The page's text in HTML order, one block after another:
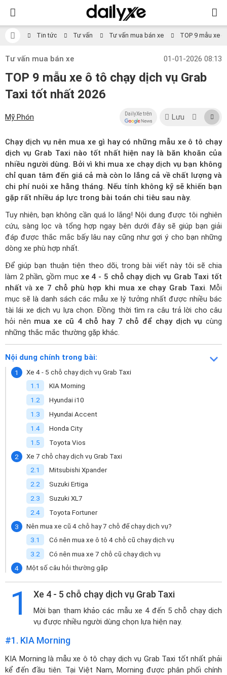
Tin tức Tư vấn Tư vấn mua bán xe TOP 9 mẫu xe
Tư vấn mua bán xe 01-01-2026 08:13
TOP 9 mẫu xe ô tô chạy dịch vụ Grab
Taxi tốt nhất 2026
Mỹ Phón DailyXe trên Lưu
Chạy dịch vụ nên mua xe gì hay có những mẫu xe ô tô chạy
dịch vụ Grab Taxi nào tốt nhất hiện nay là băn khoăn của
nhiều người dùng. Bởi vì khi mua xe chạy dịch vụ bạn không
chỉ quan tâm đến giá cả mà còn lo lắng cả về chất lượng và
chi phí nuôi xe hằng tháng. Nếu tính không kỹ sẽ khiến bạn
gặp rất nhiều áp lực trong bài toán chi tiêu sau này.
Tuy nhiên, bạn không cần quá lo lắng! Nội dung được tôi nghiên
cứu, sàng lọc và tổng hợp ngay bên dưới đây sẽ giúp bạn giải
đáp được thắc mắc bấy lâu nay cũng như gợi ý cho bạn những
dòng xe phù hợp nhất.
Để giúp bạn thuận tiện theo dõi, trong bài viết này tôi sẽ chia
làm 2 phần, gồm mục xe 4 - 5 chỗ chạy dịch vụ Grab Taxi tốt
nhất vàxe 7 chỗ phù hợp khi mua xe chạy Grab Taxi. Mỗi
mục sẽ là danh sách các mẫu xe lý tưởng nhất được nhiều bác
tài lái xe dịch vụ lựa chọn. Đồng thời tìm ra câu trả lời cho câu
hỏi nên mua xe cũ 4 chỗ hay 7 chỗ để chạy dịch vụ cùng
những thắc mắc thường gặp khác.
Nội dung chính trong bài:
Xe 4 - 5 chỗ chạy dịch vụ Grab Taxi
KIA Morning
Hyundai i10
Hyundai Accent
Honda City
Toyota Vios
Xe 7 chỗ chạy dịch vụ Grab Taxi
Mitsubishi Xpander
Suzuki Ertiga
Suzuki XL7
Toyota Fortuner
Nên mua xe cũ 4 chỗ hay 7 chỗ để chạy dịch vụ?
Có nên mua xe ô tô 4 chỗ cũ chạy dịch vụ
Có nên mua xe 7 chỗ cũ chạy dịch vụ
Một số câu hỏi thường gặp
1 Xe 4 - 5 chỗ chạy dịch vụ Grab Taxi
Mời bạn tham khảo các mẫu xe 4 đến 5 chỗ chạy dịch
vụ được nhiều người dùng chọn lựa hiện nay.
#1. KIA Morning
KIA Morning là mẫu xe ô tô chạy dịch vụ Grab Taxi tốt nhất phải
kể đến đầu tiên. Tại Việt Nam, Morning được phân phối chính